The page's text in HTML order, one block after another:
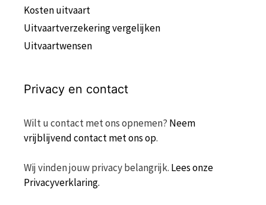
Kosten uitvaart
Uitvaartverzekering vergelijken
Uitvaartwensen
Privacy en contact
Wilt u contact met ons opnemen? Neem
vrijblijvend contact met ons op.
Wij vinden jouw privacy belangrijk. Lees onze
Privacyverklaring.